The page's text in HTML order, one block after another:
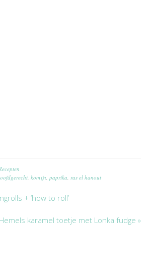
,komijn ,paprika ras el hanout
+ ‘how to roll’
Hemels karamel toetje met Lonka fudge »